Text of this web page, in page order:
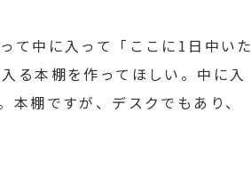
て中に入って「ここに1日中いた
る本棚を作ってほしい。中に入
棚ですが、デスクでもあり、